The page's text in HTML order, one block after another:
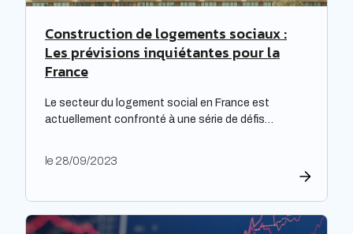
Construction de logements sociaux :
Les prévisions inquiétantes pour la
France
Le secteur du logement social en France est
actuellement confronté à une série de défis
répondre à leurs obligations de rénovation, mais
étude prospective réalisée par la Banque des
territoires met en lumière les enjeux majeurs […]
le 28/09/2023